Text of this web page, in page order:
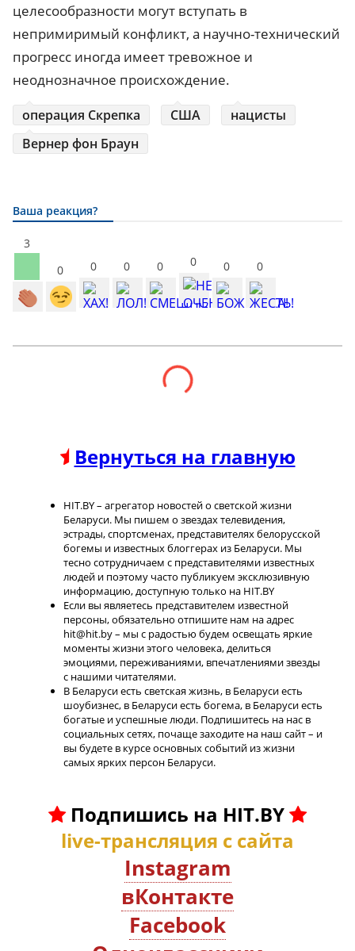
целесообразности могут вступать в
непримиримый конфликт, а научно-технический
прогресс иногда имеет тревожное и
неоднозначное происхождение.
операция Скрепка США
нацисты
Вернер фон Браун
Ваша реакция?
3
0
0 0 0 0 0 0
Вернуться на главную
HIT.BY – агрегатор новостей о светской жизни
Беларуси. Мы пишем о звездах телевидения,
эстрады, спортсменах, представителях белорусской
богемы и известных блоггерах из Беларуси. Мы
тесно сотрудничаем с представителями известных
людей и поэтому часто публикуем эксклюзивную
информацию, доступную только на HIT.BY
Если вы являетесь представителем известной
персоны, обязательно отпишите нам на адрес
hit@hit.by – мы с радостью будем освещать яркие
моменты жизни этого человека, делиться
эмоциями, переживаниями, впечатлениями звезды
с нашими читателями.
В Беларуси есть светская жизнь, в Беларуси есть
шоубизнес, в Беларуси есть богема, в Беларуси есть
богатые и успешные люди. Подпишитесь на нас в
социальных сетях, почаще заходите на наш сайт – и
вы будете в курсе основных событий из жизни
самых ярких персон Беларуси.
Подпишись на HIT.BY
live-трансляция с сайта
Instagram
вКонтакте
Facebook